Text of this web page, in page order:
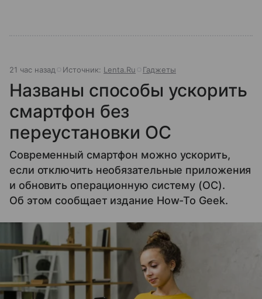
21 час назад Источник: Lenta.Ru Гаджеты
Названы способы ускорить
смартфон без
переустановки ОС
Современный смартфон можно ускорить,
если отключить необязательные приложения
и обновить операционную систему (ОС).
Об этом сообщает издание How-To Geek.